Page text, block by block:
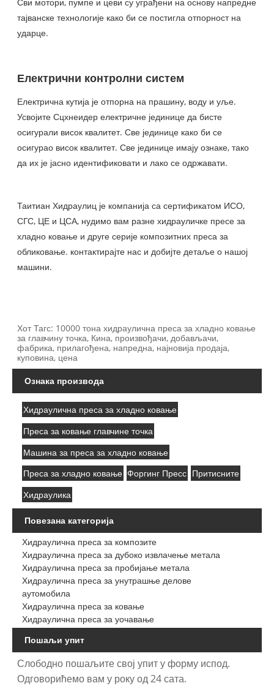
Сви мотори, пумпе и цеви су уграђени на основу напредне
тајванске технологије како би се постигла отпорност на
ударце.
Електрични контролни систем
Електрична кутија је отпорна на прашину, воду и уље.
Усвојите Сцхнеидер електричне јединице да бисте
осигурали висок квалитет. Све јединице како би се
осигурао висок квалитет. Све јединице имају ознаке, тако
да их је јасно идентификовати и лако се одржавати.
Таитиан Хидраулиц је компанија са сертификатом ИСО,
СГС, ЦЕ и ЦСА, нудимо вам разне хидрауличке пресе за
хладно ковање и друге серије композитних преса за
обликовање. контактирајте нас и добијте детаље о нашој
машини.
Хот Тагс: 10000 тона хидраулична преса за хладно ковање
за главчину точка, Кина, произвођачи, добављачи,
фабрика, прилагођена, напредна, најновија продаја,
куповина, цена
Ознака производа
Хидраулична преса за хладно ковање
Преса за ковање главчине точка
Машина за преса за хладно ковање
Преса за хладно ковање Форгинг Пресс Притисните
Хидраулика
Повезана категорија
Хидраулична преса за композите
Хидраулична преса за дубоко извлачење метала
Хидраулична преса за пробијање метала
Хидраулична преса за унутрашње делове
аутомобила
Хидраулична преса за ковање
Хидраулична преса за уочавање
Пошаљи упит
Слободно пошаљите свој упит у форму испод.
Одговорићемо вам у року од 24 сата.